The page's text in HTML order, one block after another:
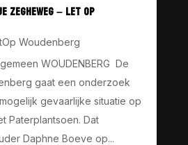
ZEGHEWEG – LET OP
Woudenberg
WOUDENBERG De
gaat een onderzoek
gevaarlijke situatie op
Paterplantsoen. Dat
Daphne Boeve op...